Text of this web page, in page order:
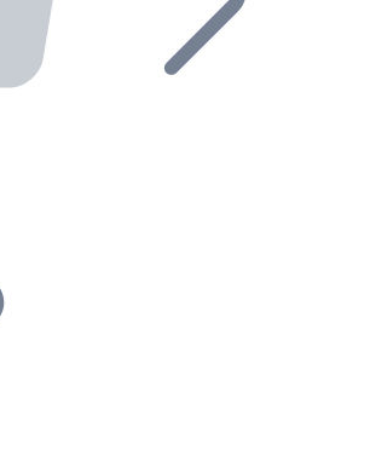
API nel tuo ecosistema.
rete di rivenditori e
del tuo progetto al nostro servizio di